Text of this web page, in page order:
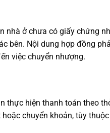
nhà ở chưa có giấy chứng
bên. Nội dung hợp đồng
việc chuyển nhượng.
thực hiện thanh toán theo
chuyển khoản, tùy